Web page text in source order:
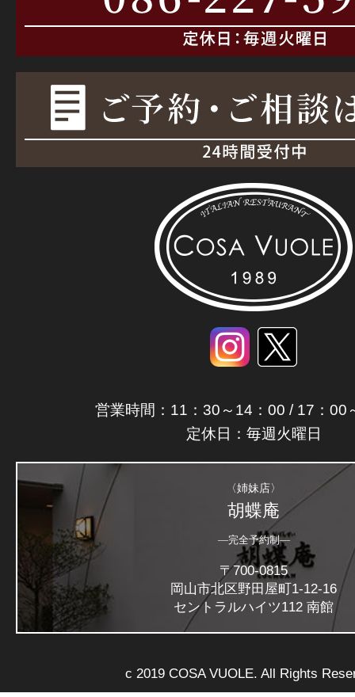
営業時間：11：30～14：00 / 17：00
定休日：毎週火曜日
〈姉妹店〉
胡蝶庵
―完全予約制―
〒700-0815
岡山市北区野田屋町1-12-16
セントラルハイツ112 南館
c 2019 COSA VUOLE. All Rights